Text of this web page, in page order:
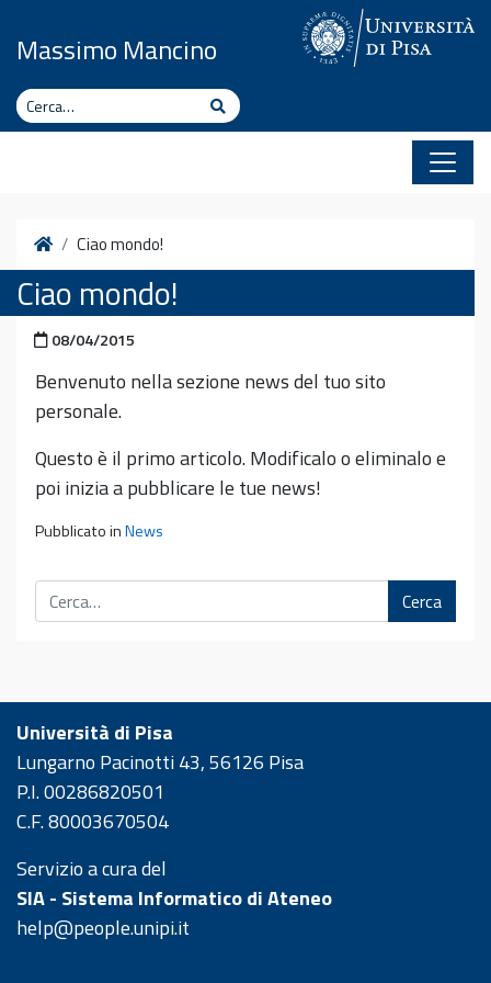
Massimo Mancino
Cerca Cerca
HomeCiao mondo!
Ciao mondo!
Pubblicato il
08/04/2015
Benvenuto nella sezione news del tuo sito
personale.
Questo è il primo articolo. Modificalo o eliminalo e
poi inizia a pubblicare le tue news!
Pubblicato inNews
Cerca
Università di Pisa
Lungarno Pacinotti 43, 56126 Pisa
P.I. 00286820501
C.F. 80003670504
Servizio a cura del
SIA - Sistema Informatico di Ateneo
help@people.unipi.it